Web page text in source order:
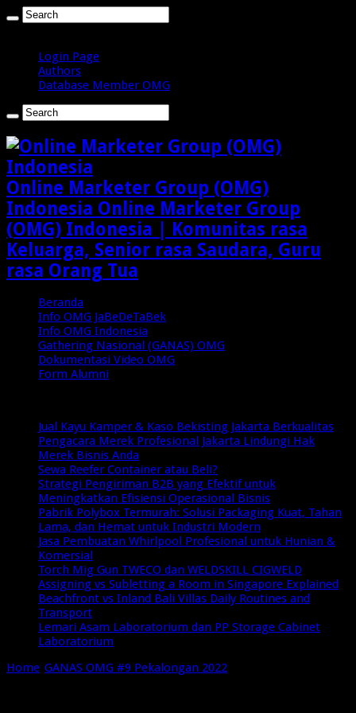
Login Page
Authors
Database Member OMG
Online Marketer Group (OMG)
Indonesia Online Marketer Group
(OMG) Indonesia | Komunitas rasa
Keluarga, Senior rasa Saudara, Guru
rasa Orang Tua
Beranda
Info OMG JaBeDeTaBek
Info OMG Indonesia
Gathering Nasional (GANAS) OMG
Dokumentasi Video OMG
Form Alumni
Jual Kayu Kamper & Kaso Bekisting Jakarta Berkualitas
Pengacara Merek Profesional Jakarta Lindungi Hak
Merek Bisnis Anda
Sewa Reefer Container atau Beli?
Strategi Pengiriman B2B yang Efektif untuk
Meningkatkan Efisiensi Operasional Bisnis
Pabrik Polybox Termurah: Solusi Packaging Kuat, Tahan
Lama, dan Hemat untuk Industri Modern
Jasa Pembuatan Whirlpool Profesional untuk Hunian &
Komersial
Torch Mig Gun TWECO dan WELDSKILL CIGWELD
Assigning vs Subletting a Room in Singapore Explained
Beachfront vs Inland Bali Villas Daily Routines and
Transport
Lemari Asam Laboratorium dan PP Storage Cabinet
Laboratorium
Home GANAS OMG #9 Pekalongan 2022